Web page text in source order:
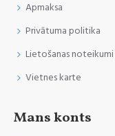
Apmaksa
Privātuma politika
Lietošanas noteikumi
Vietnes karte
Mans konts